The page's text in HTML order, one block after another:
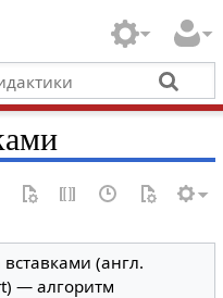
(англ.
— алгоритм